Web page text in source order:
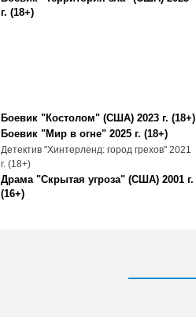
г. (18+)
Боевик "Костолом" (США) 2023 г. (18+)
Боевик "Мир в огне" 2025 г. (18+)
Детектив "Хинтерленд: город грехов" 2021
г. (18+)
Драма "Скрытая угроза" (США) 2001 г.
(16+)